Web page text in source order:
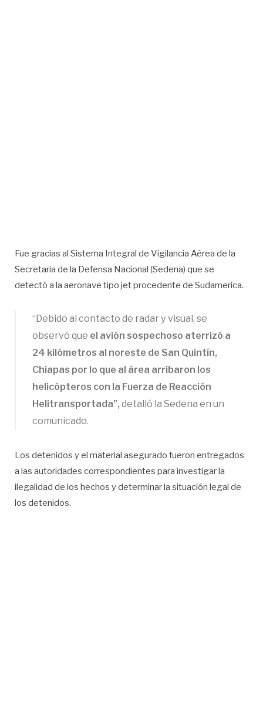
Fue gracias al Sistema Integral de Vigilancia Aérea de la
Secretaria de la Defensa Nacional (Sedena) que se
detectó a la aeronave tipo jet procedente de Sudamerica.
“Debido al contacto de radar y visual, se
observó que el avión sospechoso aterrizó a
24 kilómetros al noreste de San Quintín,
Chiapas por lo que al área arribaron los
helicópteros con la Fuerza de Reacción
Helitransportada”, detalló la Sedena en un
comunicado.
Los detenidos y el material asegurado fueron entregados
a las autoridades correspondientes para investigar la
ilegalidad de los hechos y determinar la situación legal de
los detenidos.